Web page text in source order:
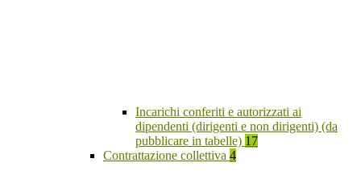
Incarichi conferiti e autorizzati ai
dipendenti (dirigenti e non dirigenti) (da
pubblicare in tabelle) 17
Contrattazione collettiva 4